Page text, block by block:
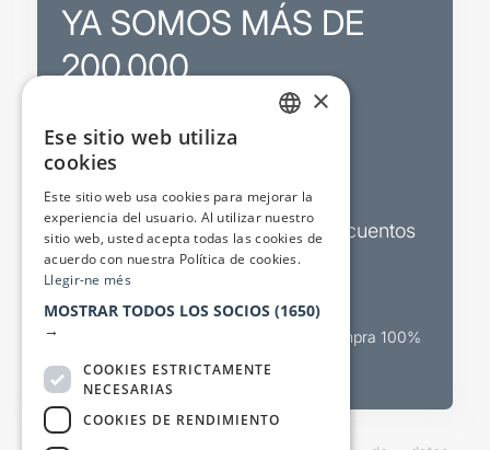
YA SOMOS MÁS DE
200.000
Promociones
Boletines de actualidad y descuentos
Valora espectáculos
Canal oficial de venta teatral Compra 100%
×
Ese sitio web utiliza
cookies
Este sitio web usa cookies para mejorar la
experiencia del usuario. Al utilizar nuestro
sitio web, usted acepta todas las cookies de
acuerdo con nuestra Política de cookies.
Llegir-ne més
MOSTRAR TODOS LOS SOCIOS (1650)
→
COOKIES ESTRICTAMENTE
NECESARIAS
COOKIES DE RENDIMIENTO